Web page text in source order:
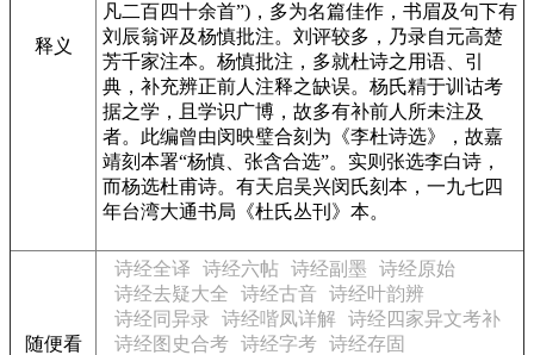
释义
凡二百四十余首”)，多为名篇佳作，书眉及句下有
刘辰翁评及杨慎批注。刘评较多，乃录自元高楚
芳千家注本。杨慎批注，多就杜诗之用语、引
典，补充辨正前人注释之缺误。杨氏精于训诂考
据之学，且学识广博，故多有补前人所未注及
者。此编曾由闵映璧合刻为《李杜诗选》，故嘉
靖刻本署“杨慎、张含合选”。实则张选李白诗，
而杨选杜甫诗。有天启吴兴闵氏刻本，一九七四
年台湾大通书局《杜氏丛刊》本。
随便看
诗经全译 诗经六帖 诗经副墨
诗经原始
诗经去疑大全
诗经古音
诗经叶韵辨
诗经同异录
诗经喈凤详解 诗经四家异文考补
诗经图史合考 诗经字考 诗经存固